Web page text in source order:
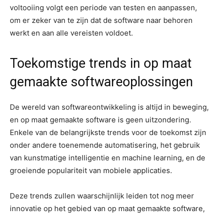
voltooiing volgt een periode van testen en aanpassen,
om er zeker van te zijn dat de software naar behoren
werkt en aan alle vereisten voldoet.
Toekomstige trends in op maat
gemaakte softwareoplossingen
De wereld van softwareontwikkeling is altijd in beweging,
en op maat gemaakte software is geen uitzondering.
Enkele van de belangrijkste trends voor de toekomst zijn
onder andere toenemende automatisering, het gebruik
van kunstmatige intelligentie en machine learning, en de
groeiende populariteit van mobiele applicaties.
Deze trends zullen waarschijnlijk leiden tot nog meer
innovatie op het gebied van op maat gemaakte software,